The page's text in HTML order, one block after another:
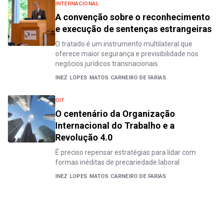
INTERNACIONAL
A convenção sobre o reconhecimento
e execução de sentenças estrangeiras
O tratado é um instrumento multilateral que
oferece maior segurança e previsibilidade nos
negócios jurídicos transnacionais
INEZ LOPES MATOS CARNEIRO DE FARIAS
OIT
O centenário da Organização
Internacional do Trabalho e a
Revolução 4.0
É preciso repensar estratégias para lidar com
formas inéditas de precariedade laboral
INEZ LOPES MATOS CARNEIRO DE FARIAS